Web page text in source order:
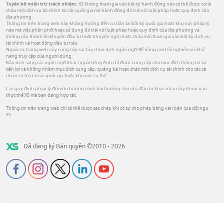
Tuyên bố miễn trừ trách nhiệm: XS không tham gia vào bất kỳ hành động nào có thể được coi là
chào mời dịch vụ tài chính tại các quốc gia mà hành động đó trái với luật pháp hoặc quy định của
địa phương.
Thông tin trên trang web này không hướng đến cư dân tại bất kỳ quốc gia hoặc khu vực pháp lý
nào mà việc phân phối hoặc sử dụng đó trái với luật pháp hoặc quy định của địa phương và
không cấu thành lời khuyên đầu tư hoặc khuyến nghị hoặc chào mời tham gia vào bất kỳ dịch vụ
tài chính và hoạt động đầu tư nào.
Ngoài ra, trang web này cung cấp các tùy chọn dịch ngôn ngữ để nâng cao trải nghiệm và khả
năng truy cập của người dùng.
Bản dịch sang các ngôn ngữ khác ngoài tiếng Anh chỉ được cung cấp cho mục đích thông tin và
tiện lợi và không nhằm mục đích cung cấp, quảng bá hoặc chào mời dịch vụ tài chính cho các cá
nhân cư trú tại các quốc gia hoặc khu vực cụ thể.
Các quy định pháp lý đối với chương trình bồi thường cho nhà đầu tư khác nhau tùy thuộc vào
thực thể XS mà bạn đang hợp tác.
Thông tin trên trang web chỉ có thể được sao chép khi có sự cho phép bằng văn bản của đội ngũ
XS.
Đã đăng ký Bản quyền ©2010 - 2026